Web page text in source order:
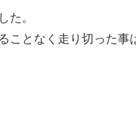
た。
となく走り切った事